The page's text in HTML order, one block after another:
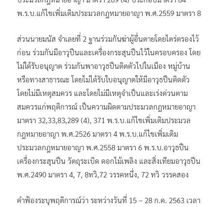
พ.ร.บ.แก้ไขเพิ่มเติมประมวลกฎหมายอาญา พ.ศ.2559 มาตรา 8
ส่วนนายมนัส จำเลยที่ 2 ฐานร่วมกันฆ่าผู้อื่นตายโดยไตร่ตรองไว้
ก่อน ร่วมกันมีอาวุปีนและเครื่องกระสุนปืนไว้ในครอบครอง โดย
ไม่ใด้รับอนุญาต ร่วมกันพาอาวุธปืนติตตัวไปในเมือง หมู่บ้าน
หรือทางสาธารณะ โดยไม่ได้รับใบอนุญาตให้มีอาวุธปืนติดตัว
โดยไม่มีเหตุสมควร และโดยไม่มีเหตุจำเป็นและเร่งด่วนตาม
สมควรแก่พฤติการณ์ เป็นความผิดตามประมวลกฎหมายอาญา
มาตรา 32,33,83,289 (4), 371 พ.ร.บ.แก้ไขเพิ่มเติมประมวล
กฎหมายอาญา พ.ศ.2526 มาตรา 4 พ.ร.บ.แก้ไขเพิ่มเติม
ประมวลกฎหมายอาญา พ.ศ.2558 มาตรา 6 พ.ร.บ.อาวุธปืน
เครื่องกระสุนปืน วัตถุระเบิด ดอกไม้เพลิง และสิ่งเทียมอาวุธปีน
พ.ศ.2490 มาตรา 4, 7, 8ทวิ,72 วรรคหนึ่ง, 72 ทวิ วรรคสอง
คำฟ้องระบุพฤติการณ์ว่า ระหว่างวันที่ 15 – 28 ก.ค. 2563 เวลา